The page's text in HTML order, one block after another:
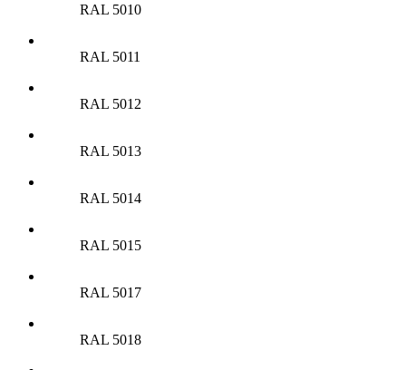
RAL 5010
RAL 5011
RAL 5012
RAL 5013
RAL 5014
RAL 5015
RAL 5017
RAL 5018